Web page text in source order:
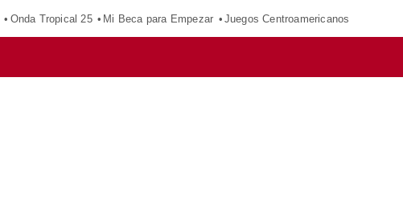
Onda Tropical 25 Mi Beca para Empezar Juegos Centroamericanos